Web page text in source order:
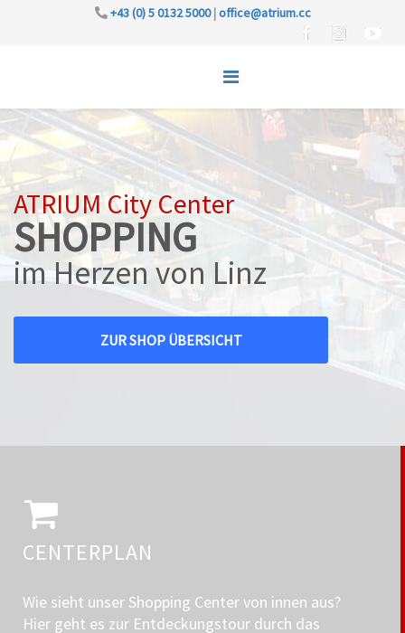
+43 (0) 5 0132 5000|office@atrium.cc
ATRIUM City Center
SHOPPING
im Herzen von Linz
ZUR SHOP ÜBERSICHT
CENTERPLAN
Wie sieht unser Shopping Center von innen aus?
Hier geht es zur Entdeckungstour durch das